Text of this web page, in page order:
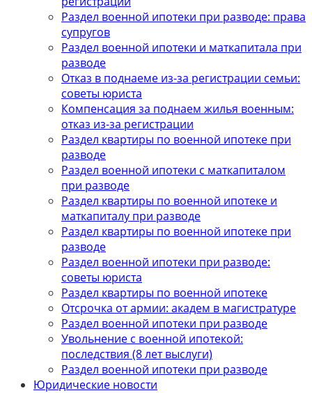
Раздел военной ипотеки при разводе: права
супругов
Раздел военной ипотеки и маткапитала при
разводе
Отказ в поднаеме из-за регистрации семьи:
советы юриста
Компенсация за поднаем жилья военным:
отказ из-за регистрации
Раздел квартиры по военной ипотеке при
разводе
Раздел военной ипотеки с маткапиталом
при разводе
Раздел квартиры по военной ипотеке и
маткапиталу при разводе
Раздел квартиры по военной ипотеке при
разводе
Раздел военной ипотеки при разводе:
советы юриста
Раздел квартиры по военной ипотеке
Отсрочка от армии: академ в магистратуре
Раздел военной ипотеки при разводе
Увольнение с военной ипотекой:
последствия (8 лет выслуги)
Раздел военной ипотеки при разводе
Юридические новости